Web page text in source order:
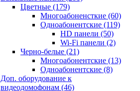
Цветные (179)
Многоабоненсткие (60)
Одноабонентские (119)
HD панели (50)
Wi-Fi панели (2)
Черно-белые (21)
Многоабонентские (13)
Одноабонентские (8)
Доп. оборудование к
видеодомофонам (46)